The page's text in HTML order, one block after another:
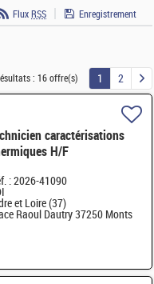
Flux RSS
Enregistrement
: 16 offre(s) 1 2
caractérisations
H/F
: 2026-41090
et Loire (37)
Raoul Dautry 37250 Monts